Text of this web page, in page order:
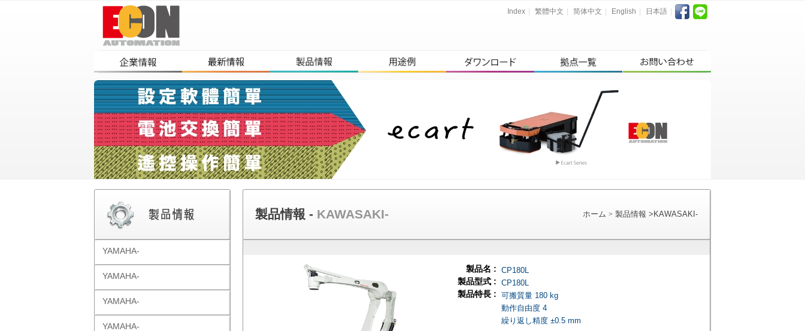
Index 繁體中文 简体中文 English 日本語
YAMAHA-
YAMAHA-
YAMAHA-
YAMAHA-
製品情報 - KAWASAKI- ホーム > 製品情報 > KAWASAKI-
製品名 : CP180L
製品型式 : CP180L
製品特長 : 可搬質量 180 kg
動作自由度 4
繰り返し精度 ±0.5 mm